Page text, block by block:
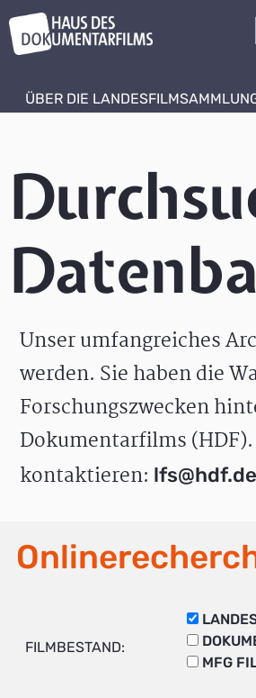
ÜBER DIE
Unser umfangreiches
werden. Sie haben die
Forschungszwecken
Dokumentarfilms
kontaktieren: lfs@hdf.de
FILMBESTAND:
MFG